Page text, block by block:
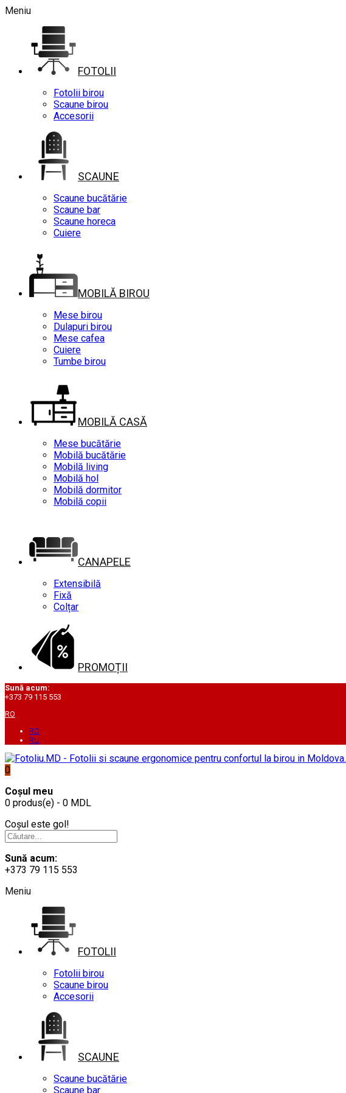
Meniu
FOTOLII
Fotolii birou
Scaune birou
Accesorii
SCAUNE
Scaune bucătărie
Scaune bar
Scaune horeca
Cuiere
MOBILĂ BIROU
Mese birou
Dulapuri birou
Mese cafea
Cuiere
Tumbe birou
MOBILĂ CASĂ
Mese bucătărie
Mobilă bucătărie
Mobilă living
Mobilă hol
Mobilă dormitor
Mobilă copii
CANAPELE
Extensibilă
Fixă
Colțar
PROMOȚII
Sună acum:
+373 79 115 553
RO
RO
RU
0
Coșul meu
0 produs(e) - 0 MDL
Coșul este gol!
Sună acum:
+373 79 115 553
Meniu
FOTOLII
Fotolii birou
Scaune birou
Accesorii
SCAUNE
Scaune bucătărie
Scaune bar